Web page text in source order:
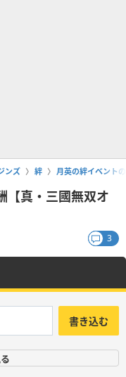
ンズ 絆 月英の絆イベント
【真・三國無双オ
3
書き込む